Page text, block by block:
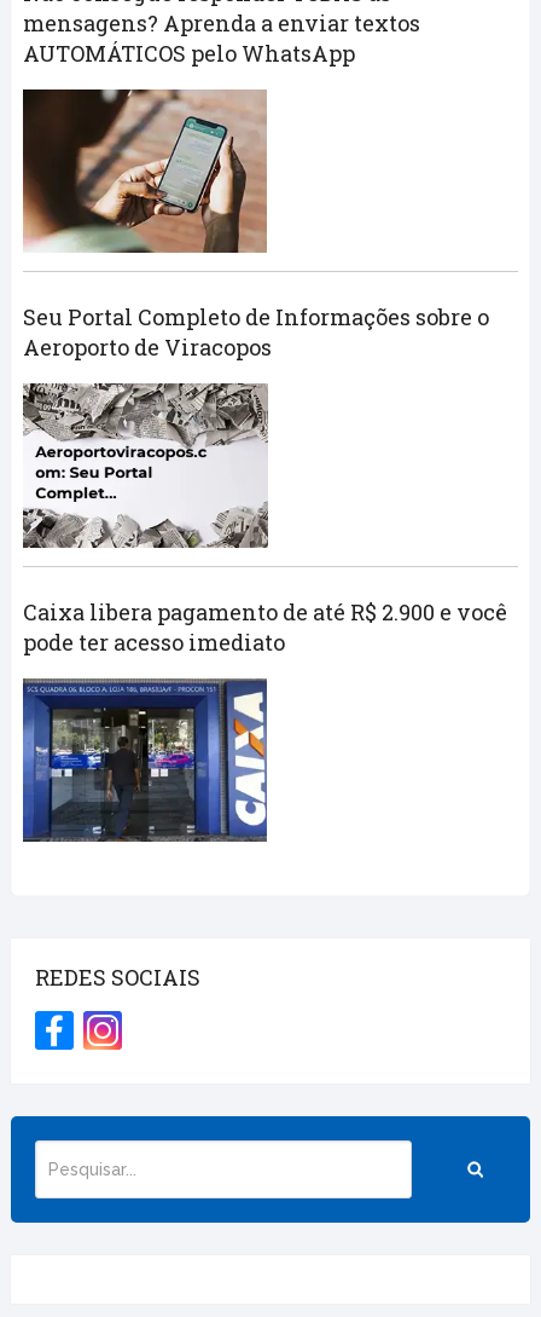
mensagens? Aprenda a enviar textos
AUTOMÁTICOS pelo WhatsApp
Seu Portal Completo de Informações sobre o
Aeroporto de Viracopos
Caixa libera pagamento de até R$ 2.900 e você
pode ter acesso imediato
REDES SOCIAIS